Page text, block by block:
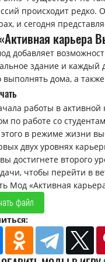
происходит редко.
и сегодня
карьера
добавляет
здание и каждый
дома, а
работы в активной
по работе со
в режиме жизни
двух уровнях
достигнете второго
чтобы перейти в
Мод «Активная
файл